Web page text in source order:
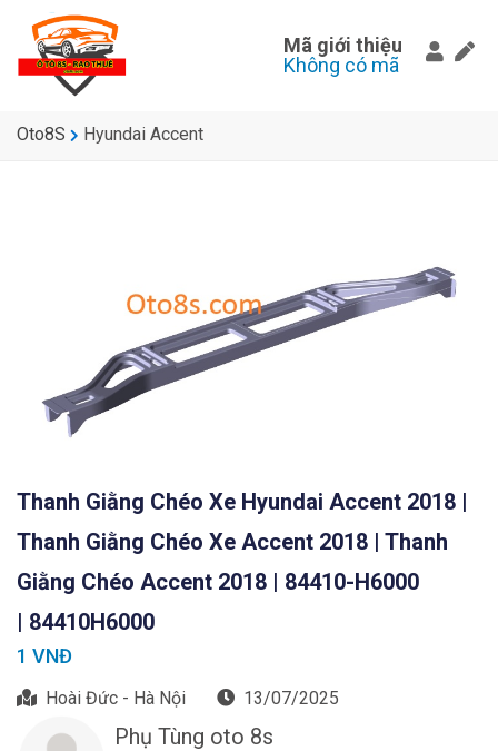
Mã giới thiệu
Không có mã
Oto8S Hyundai Accent
Thanh Giằng Chéo Xe Hyundai Accent 2018 |
Thanh Giằng Chéo Xe Accent 2018 | Thanh
Giằng Chéo Accent 2018 | 84410-H6000
| 84410H6000
1 VNĐ
Hoài Đức - Hà Nội 13/07/2025
Phụ Tùng oto 8s